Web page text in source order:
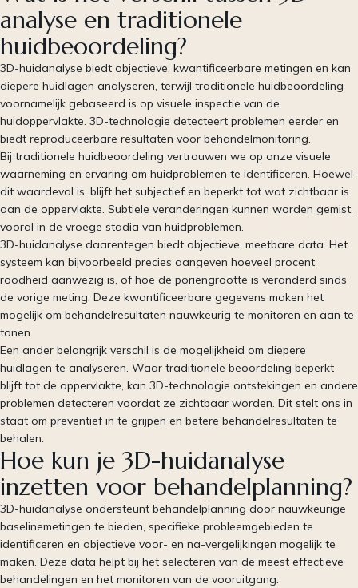
analyse en traditionele
huidbeoordeling?
3D-huidanalyse biedt objectieve, kwantificeerbare metingen en kan
diepere huidlagen analyseren, terwijl traditionele huidbeoordeling
voornamelijk gebaseerd is op visuele inspectie van de
huidoppervlakte. 3D-technologie detecteert problemen eerder en
biedt reproduceerbare resultaten voor behandelmonitoring.
Bij traditionele huidbeoordeling vertrouwen we op onze visuele
waarneming en ervaring om huidproblemen te identificeren. Hoewel
dit waardevol is, blijft het subjectief en beperkt tot wat zichtbaar is
aan de oppervlakte. Subtiele veranderingen kunnen worden gemist,
vooral in de vroege stadia van huidproblemen.
3D-huidanalyse daarentegen biedt objectieve, meetbare data. Het
systeem kan bijvoorbeeld precies aangeven hoeveel procent
roodheid aanwezig is, of hoe de poriëngrootte is veranderd sinds
de vorige meting. Deze kwantificeerbare gegevens maken het
mogelijk om behandelresultaten nauwkeurig te monitoren en aan te
tonen.
Een ander belangrijk verschil is de mogelijkheid om diepere
huidlagen te analyseren. Waar traditionele beoordeling beperkt
blijft tot de oppervlakte, kan 3D-technologie ontstekingen en andere
problemen detecteren voordat ze zichtbaar worden. Dit stelt ons in
staat om preventief in te grijpen en betere behandelresultaten te
behalen.
Hoe kun je 3D-huidanalyse
inzetten voor behandelplanning?
3D-huidanalyse ondersteunt behandelplanning door nauwkeurige
baselinemetingen te bieden, specifieke probleemgebieden te
identificeren en objectieve voor- en na-vergelijkingen mogelijk te
maken. Deze data helpt bij het selecteren van de meest effectieve
behandelingen en het monitoren van de vooruitgang.